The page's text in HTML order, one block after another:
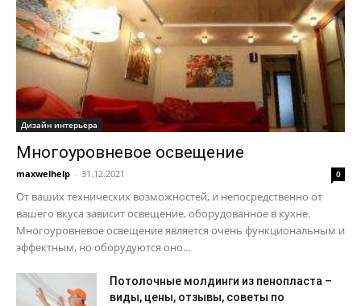
Дизайн интерьера
Многоуровневое освещение
maxwelhelp - 31.12.2021 0
От ваших технических возможностей, и непосредственно от
вашего вкуса зависит освещение, оборудованное в кухне.
Многоуровневое освещение является очень функциональным и
эффектным, но оборудуются оно...
Потолочные молдинги из пенопласта –
виды, цены, отзывы, советы по